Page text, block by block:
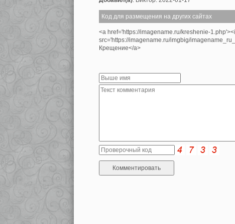
Код для размещения на других сайтах
<a href='https://imagename.ru/kreshenie-
src='https://imagename.ru/imgbig/
Крещение</a>